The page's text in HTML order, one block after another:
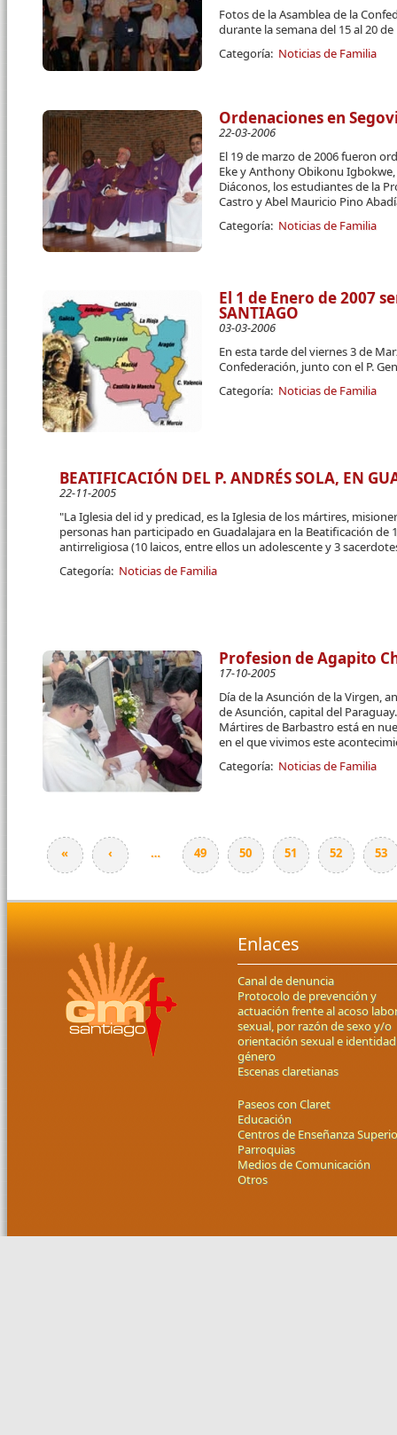
Fotos de la Asamblea de la
durante la semana del 15 al 20
Categoría: Noticias de Familia
Ordenaciones en
22-03-2006
El 19 de marzo de 2006 fueron
Eke y Anthony Obikonu
Diáconos, los estudiantes de la
Castro y Abel Mauricio Pino
Categoría: Noticias de Familia
El 1 de Enero de 2007
SANTIAGO
03-03-2006
En esta tarde del viernes 3 de
Confederación, junto con el P.
Categoría: Noticias de Familia
BEATIFICACIÓN DEL P. ANDRÉS SOLA, EN
22-11-2005
"La Iglesia del id y predicad, es la Iglesia de los mártires,
personas han participado en Guadalajara en la Beatificación de
antirreligiosa (10 laicos, entre ellos un adolescente y 3
Categoría: Noticias de Familia
Profesion de Agapito
17-10-2005
Día de la Asunción de la Virgen,
de Asunción, capital del
Mártires de Barbastro está en
en el que vivimos este
Categoría: Noticias de Familia
Páginas
« ‹ … 49 50 51 52 53
Enlaces
Canal de denuncia
Protocolo de prevención y
actuación frente al acoso
sexual, por razón de sexo y/o
orientación sexual e
género
Escenas claretianas
Paseos con Claret
Educación
Centros de Enseñanza
Parroquias
Medios de Comunicación
Otros